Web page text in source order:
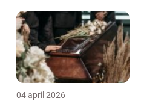
04 april 2026